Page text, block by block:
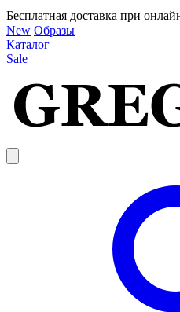
Бесплатная доставка при
New Образы
Каталог
Sale